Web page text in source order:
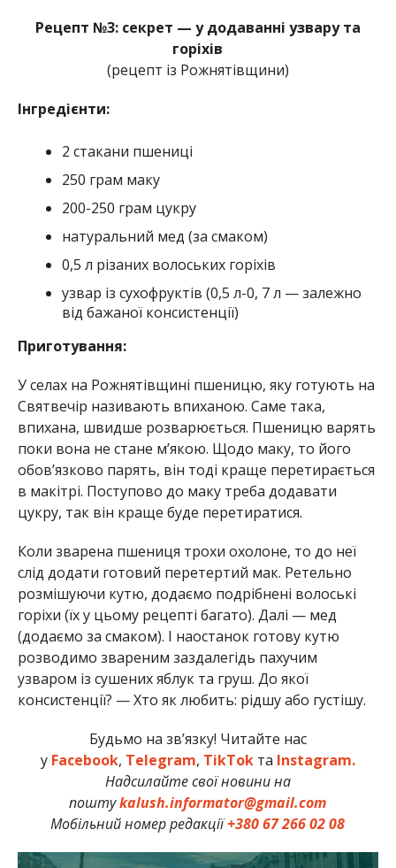
Рецепт №3: секрет — у додаванні узвару та
горіхів
(рецепт із Рожнятівщини)
Інгредієнти:
2 стакани пшениці
250 грам маку
200-250 грам цукру
натуральний мед (за смаком)
0,5 л різаних волоських горіхів
узвар із сухофруктів (0,5 л-0, 7 л — залежно
від бажаної консистенції)
Приготування:
У селах на Рожнятівщині пшеницю, яку готують на
Святвечір називають впиханою. Саме така,
впихана, швидше розварюється. Пшеницю варять
поки вона не стане м’якою. Щодо маку, то його
обов’язково парять, він тоді краще перетирається
в макітрі. Поступово до маку треба додавати
цукру, так він краще буде перетиратися.
Коли зварена пшениця трохи охолоне, то до неї
слід додати готовий перетертий мак. Ретельно
розмішуючи кутю, додаємо подрібнені волоські
горіхи (їх у цьому рецепті багато). Далі — мед
(додаємо за смаком). І наостанок готову кутю
розводимо звареним заздалегідь пахучим
узваром із сушених яблук та груш. До якої
консистенції? — Хто як любить: рідшу або густішу.
Будьмо на зв’язку! Читайте нас
у Facebook, Telegram, TikTokта Instagram.
Надсилайте свої новини на
поштуkalush.informator@gmail.com
Мобільний номер редакції+380 67 266 02 08